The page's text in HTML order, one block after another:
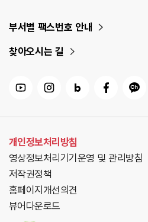
부서별 팩스번호 안내
찾아오시는 길
개인정보처리방침
영상정보처리기기운영 및 관리방침
저작권정책
홈페이지개선의견
뷰어다운로드